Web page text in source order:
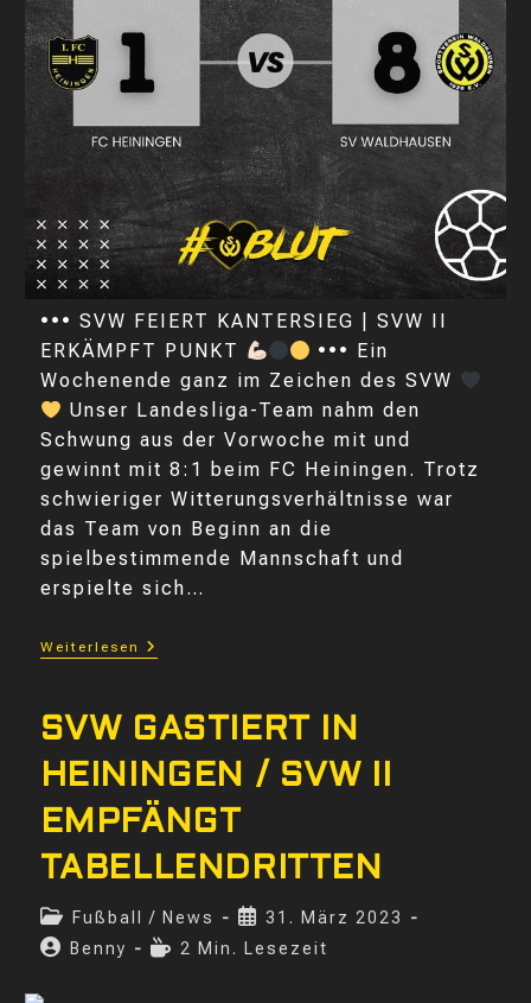
••• SVW FEIERT KANTERSIEG | SVW II
ERKÄMPFT PUNKT
••• Ein
Wochenende ganz im Zeichen des SVW
Unser Landesliga-Team nahm den
Schwung aus der Vorwoche mit und
gewinnt mit 8:1 beim FC Heiningen. Trotz
schwieriger Witterungsverhältnisse war
das Team von Beginn an die
spielbestimmende Mannschaft und
erspielte sich…
Weiterlesen
SVW
SVW
II
ERKÄMPFT
PUNKT
SVW GASTIERT IN
HEININGEN / SVW II
EMPFÄNGT
TABELLENDRITTEN
Beitrags-
Kategorie:
Fußball / News
Beitrag
veröffentlicht:
31. März 2023
Beitrags-
Benny Lesedauer:
2 Min. Lesezeit